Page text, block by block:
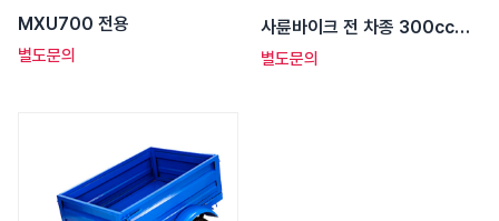
MXU700 전용
별도문의
사륜바이크 전 차종 300cc급
이상
별도문의